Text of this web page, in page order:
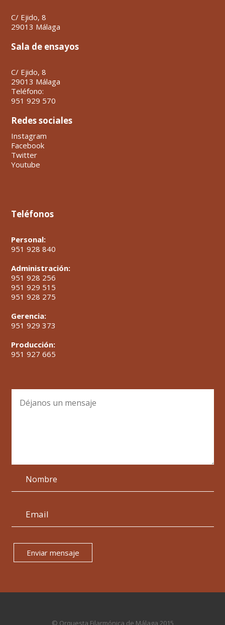
C/ Ejido, 8
29013 Málaga
Sala de ensayos
C/ Ejido, 8
29013 Málaga
Teléfono:
951 929 570
Redes sociales
Instagram
Facebook
Twitter
Youtube
Teléfonos
Personal:
951 928 840
Administración:
951 928 256
951 929 515
951 928 275
Gerencia:
951 929 373
Producción:
951 927 665
Enviar mensaje
© Orquesta Filarmónica de Málaga 2015